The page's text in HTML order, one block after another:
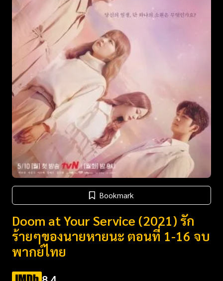
Bookmark
Doom at Your Service (2021) รัก
ร้ายๆของนายหายนะ ตอนที่ 1-16 จบ
พากย์ไทย